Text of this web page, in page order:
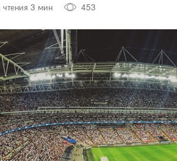
чтения 3 мин 453